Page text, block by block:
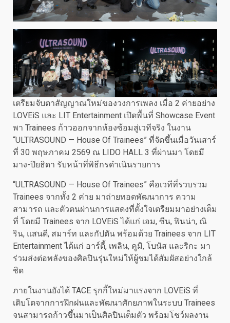
เตรียมจับตาสัญญาณใหม่ของวงการเพลง เมื่อ 2 ค่ายอย่าง
LOVEiS และ LIT Entertainment เปิดพื้นที่ Showcase Event
พา Trainees ก้าวออกจากห้องซ้อมสู่เวทีจริง ในงาน
“ULTRASOUND — House Of Trainees” ที่จัดขึ้นเมื่อวันเสาร์
ที่ 30 พฤษภาคม 2569 ณ LIDO HALL 3 ที่ผ่านมา โดยมี
มาง-ปิยธิดา รับหน้าที่พิธีกรดำเนินรายการ
“ULTRASOUND — House Of Trainees” คือเวทีที่รวบรวม
Trainees จากทั้ง 2 ค่าย มาถ่ายทอดพัฒนาการ ความ
สามารถ และตัวตนผ่านการแสดงที่ตั้งใจเตรียมมาอย่างเต็ม
ที่ โดยมี Trainees จาก LOVEiS ได้แก่ เอม, ซีน, ฟินน่า, ณิ
ริน, แสนดี, สมาร์ท และกัปตัน พร้อมด้วย Trainees จาก LIT
Entertainment ได้แก่ อาร์ตี้, เพลิน, คูมิ, โบนัส และริกะ มา
ร่วมส่งต่อพลังของศิลปินรุ่นใหม่ให้ผู้ชมได้สัมผัสอย่างใกล้
ชิด
ภายในงานยังได้ TACE รุกกี้ใหม่มาแรงจาก LOVEiS ที่
เติบโตจากการฝึกฝนและพัฒนาศักยภาพในระบบ Trainees
จนสามารถก้าวขึ้นมาเป็นศิลปินเต็มตัว พร้อมโชว์ผลงาน